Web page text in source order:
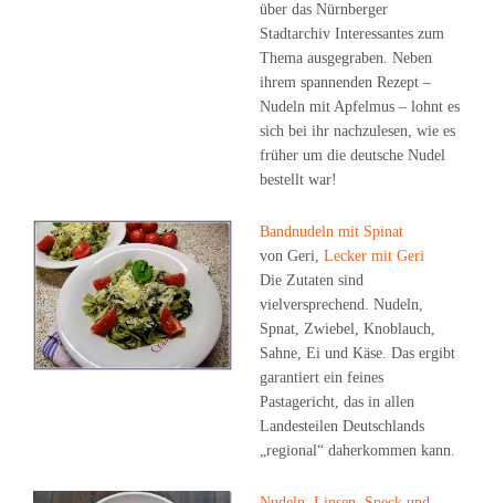
über das Nürnberger
Stadtarchiv Interessantes zum
Thema ausgegraben. Neben
ihrem spannenden Rezept –
Nudeln mit Apfelmus – lohnt es
sich bei ihr nachzulesen, wie es
früher um die deutsche Nudel
bestellt war!
Bandnudeln mit Spinat
von Geri, Lecker mit Geri
Die Zutaten sind
vielversprechend. Nudeln,
Spnat, Zwiebel, Knoblauch,
Sahne, Ei und Käse. Das ergibt
garantiert ein feines
Pastagericht, das in allen
Landesteilen Deutschlands
„regional“ daherkommen kann.